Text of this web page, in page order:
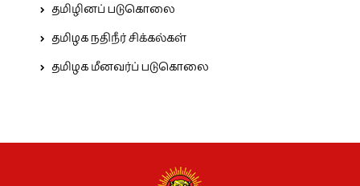
தமிழினப் படுகொலை
தமிழக நதிநீர் சிக்கல்கள்
தமிழக மீனவர்ப் படுகொலை